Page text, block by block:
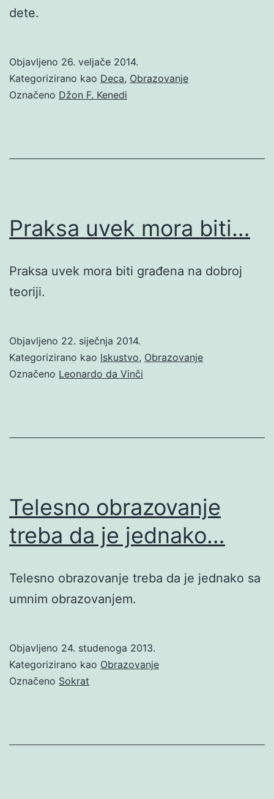
dete.
Objavljeno 26. veljače 2014.
Kategorizirano kao Deca, Obrazovanje
Označeno Džon F. Kenedi
Praksa uvek mora biti…
Praksa uvek mora biti građena na dobroj
teoriji.
Objavljeno 22. siječnja 2014.
Kategorizirano kao Iskustvo, Obrazovanje
Označeno Leonardo da Vinči
Telesno obrazovanje
treba da je jednako…
Telesno obrazovanje treba da je jednako sa
umnim obrazovanjem.
Objavljeno 24. studenoga 2013.
Kategorizirano kao Obrazovanje
Označeno Sokrat